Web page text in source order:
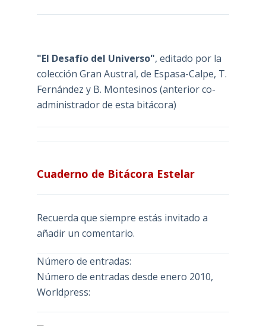
"El Desafío del Universo", editado por la
colección Gran Austral, de Espasa-Calpe, T.
Fernández y B. Montesinos (anterior co-
administrador de esta bitácora)
Cuaderno de Bitácora Estelar
Recuerda que siempre estás invitado a
añadir un comentario.
Número de entradas:
Número de entradas desde enero 2010,
Worldpress: